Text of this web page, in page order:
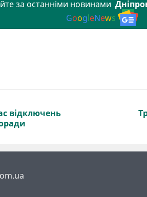
за останніми новинами
GoogleNews
відключень